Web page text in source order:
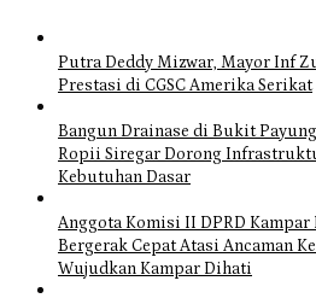
Putra Deddy Mizwar, Mayor Inf
Prestasi di CGSC Amerika Serikat
Bangun Drainase di Bukit
Ropii Siregar Dorong
Kebutuhan Dasar
Anggota Komisi II DPRD
Bergerak Cepat Atasi Ancaman
Wujudkan Kampar Dihati